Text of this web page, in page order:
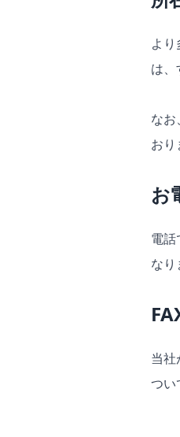
よ
は、
な
おり
お
電
なり
当
つい